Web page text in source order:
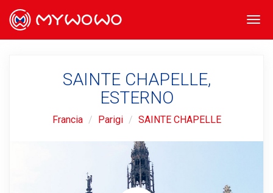
SAINTE CHAPELLE,
ESTERNO
Francia Parigi SAINTE CHAPELLE